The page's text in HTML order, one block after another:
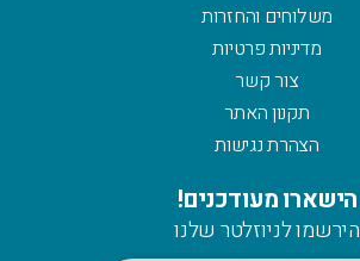
משלוחים והחזרות
מדיניות פרטיות
צור קשר
תקנון האתר
הצהרת נגישות
הישארו מעודכנים!
הירשמו לניוזלטר שלנו